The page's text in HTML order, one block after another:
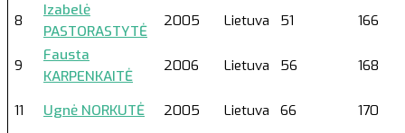
8
Izabelė
PASTORASTYTĖ
2005 Lietuva 51 166
9
Fausta
KARPENKAITĖ
2006 Lietuva 56 168
11 Ugnė NORKUTĖ 2005 Lietuva 66 170